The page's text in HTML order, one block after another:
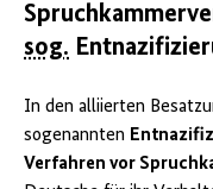
sog.
In den alliierten
sogenannten
Verfahren vor